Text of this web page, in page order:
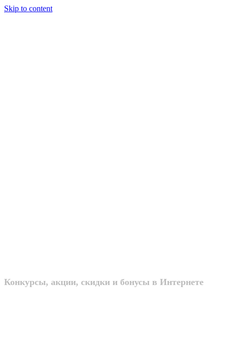
Skip to content
Конкурсы, акции, скидки и бонусы в Интернете